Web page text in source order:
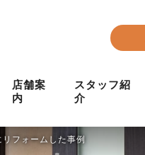
店舗案
内
スタッフ紹
介
フォームした事例